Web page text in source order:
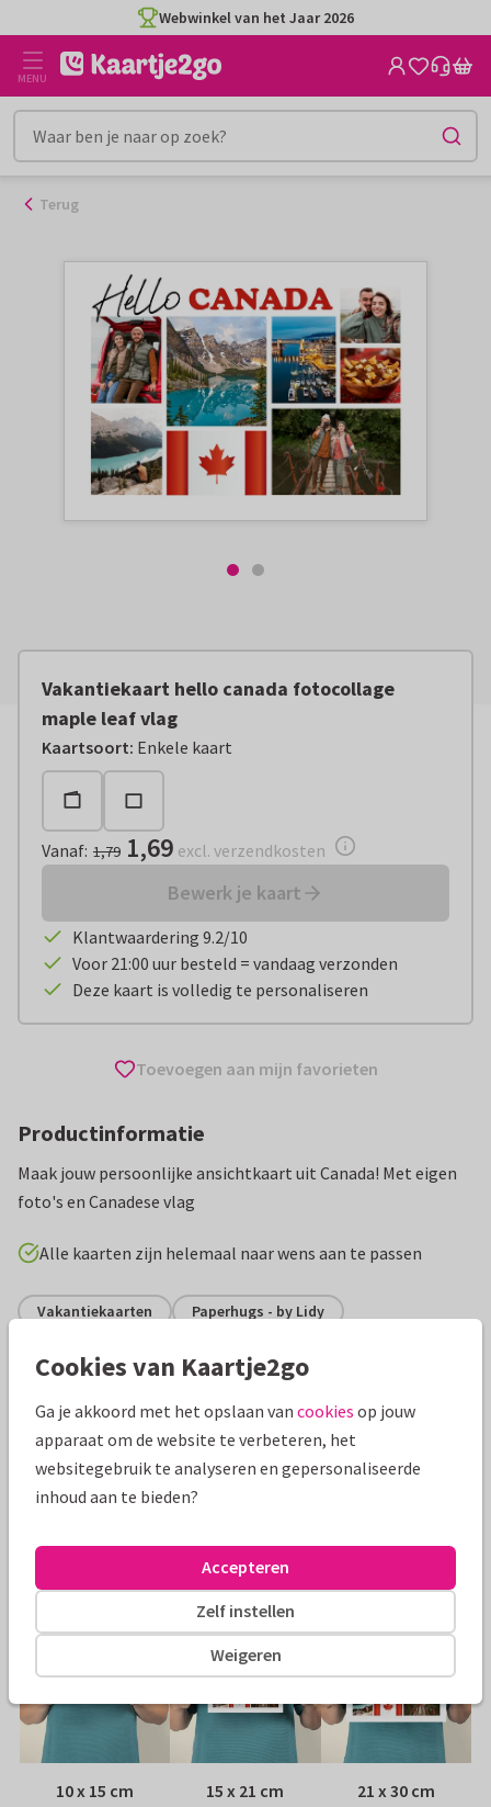
naar
inhoud
Webwinkel van het Jaar 2026
MENU
Terug
Vakantiekaart hello canada fotocollage
maple leaf vlag
Kaartsoort: Enkele kaart
Vanaf:€ 1,69 excl. verzendkosten
Vanaf: 1,79 1,69 excl. verzendkosten
Bewerk je kaart
Klantwaardering 9.2/10
Voor 21:00 uur besteld = vandaag verzonden
Deze kaart is volledig te personaliseren
Toevoegen aan mijn favorieten
Productinformatie
Maak jouw persoonlijke ansichtkaart uit Canada! Met eigen
foto's en Canadese vlag
Alle kaarten zijn helemaal naar wens aan te passen
Vakantiekaarten Paperhugs - by Lidy
Specificaties bij deze kaart
Papiersoort:
Geen, verzonden als ansichtkaart
Formaten
10 x 15 cm 15 x 21 cm 21 x 30 cm
Cookies van Kaartje2go
Ga je akkoord met het opslaan van cookies op jouw
apparaat om de website te verbeteren, het
websitegebruik te analyseren en gepersonaliseerde
inhoud aan te bieden?
Weigeren
Zelf instellen
Accepteren